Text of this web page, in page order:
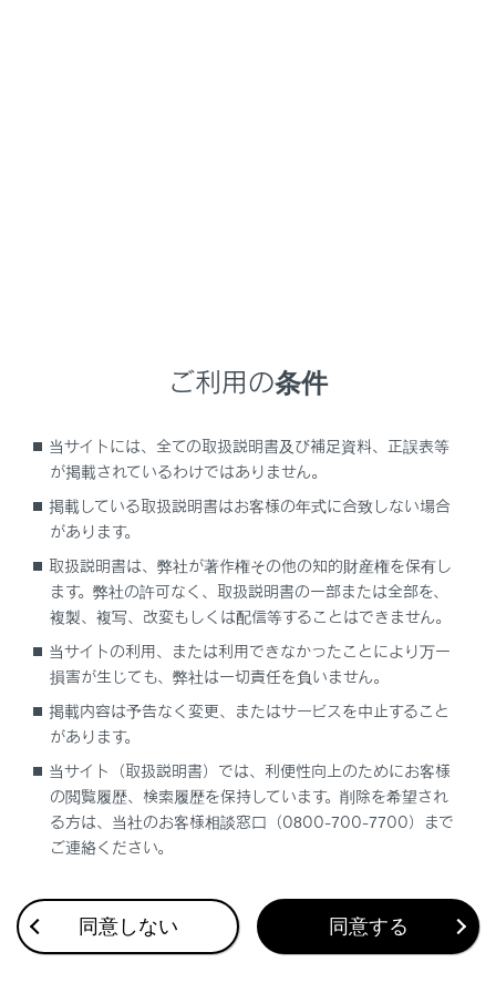
車の現在地の表示
地図のスケール（縮尺）の切りかえ
地図の向きの切りかえ
地図の動かし方
合わせて見られているページ
VICS・交通情報
付録
ご利用の条件
当サイトには、全ての取扱説明書及び補足資料、正誤表等
が掲載されているわけではありません。
掲載している取扱説明書はお客様の年式に合致しない場合
があります。
取扱説明書は、弊社が著作権その他の知的財産権を保有し
ます。弊社の許可なく、取扱説明書の一部または全部を、
複製、複写、改変もしくは配信等することはできません。
当サイトの利用、または利用できなかったことにより万一
損害が生じても、弊社は一切責任を負いません。
掲載内容は予告なく変更、またはサービスを中止すること
があります。
当サイト（取扱説明書）では、利便性向上のためにお客様
の閲覧履歴、検索履歴を保持しています。削除を希望され
る方は、当社のお客様相談窓口（0800-700-7700）まで
ご連絡ください。
同意しない 同意する